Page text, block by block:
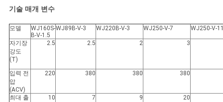
POLICY
기술 매개 변수
모델
WJ160S-
B-V-1.5
WJ89B-V-3 WJ220B-V-3 WJ250-V-7 WJ250-V-
자기장
강도
(T)
2.5 2.5 2 3
입력 전
압
(ACV)
220 380 380 380
최대 출
10 7 9 20